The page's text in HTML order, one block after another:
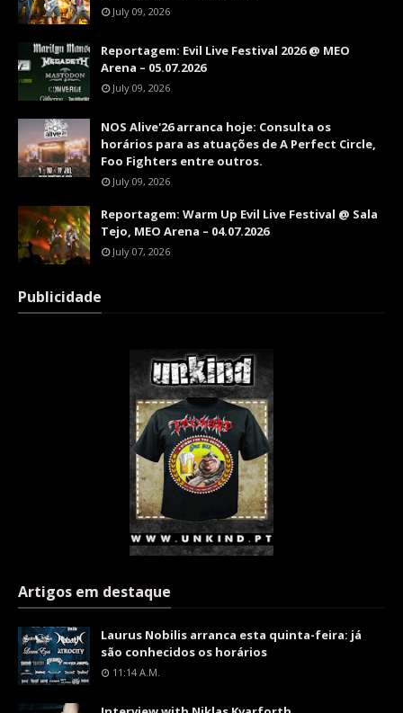
July 09, 2026
Reportagem: Evil Live Festival 2026 @ MEO
Arena – 05.07.2026
July 09, 2026
NOS Alive'26 arranca hoje: Consulta os
horários para as atuações de A Perfect Circle,
Foo Fighters entre outros.
July 09, 2026
Reportagem: Warm Up Evil Live Festival @ Sala
Tejo, MEO Arena – 04.07.2026
July 07, 2026
Publicidade
Artigos em destaque
Laurus Nobilis arranca esta quinta-feira: já
são conhecidos os horários
11:14 A.m.